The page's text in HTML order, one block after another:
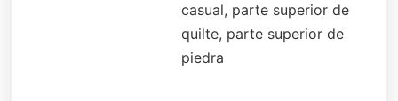
casual, parte superior de
quilte, parte superior de
piedra